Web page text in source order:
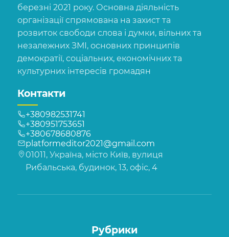
березні 2021 року. Основна діяльність
організації спрямована на захист та
розвиток свободи слова і думки, вільних та
незалежних ЗМІ, основних принципів
демократії, соціальних, економічних та
культурних інтересів громадян
Контакти
+380982531741
+380951753651
+380678680876
platformeditor2021@gmail.com
01011, Україна, місто Київ, вулиця
Рибальська, будинок, 13, офіс, 4
Рубрики